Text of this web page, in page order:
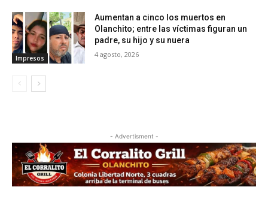
Impresos
Aumentan a cinco los muertos en
Olanchito; entre las víctimas figuran un
padre, su hijo y su nuera
4 agosto, 2026
- Advertisment -